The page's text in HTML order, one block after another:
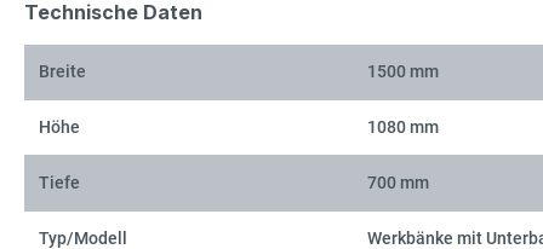
Technische Daten
Breite 1500 mm
Höhe 1080 mm
Tiefe 700 mm
Typ/Modell Werkbänke mit